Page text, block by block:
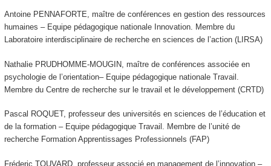
Antoine PENNAFORTE, maître de conférences en gestion des ressources
humaines – Equipe pédagogique nationale Innovation. Membre du
Laboratoire interdisciplinaire de recherche en sciences de l’action (LIRSA)
Nathalie PRUDHOMME-MOUGIN, maître de conférences associée en
psychologie de l’orientation– Equipe pédagogique nationale Travail.
Membre du Centre de recherche sur le travail et le développement (CRTD)
Pascal ROQUET, professeur des universités en sciences de l’éducation et
de la formation – Equipe pédagogique Travail. Membre de l’unité de
recherche Formation Apprentissages Professionnels (FAP)
Fréderic TOUVARD, professeur associé en management de l’innovation –